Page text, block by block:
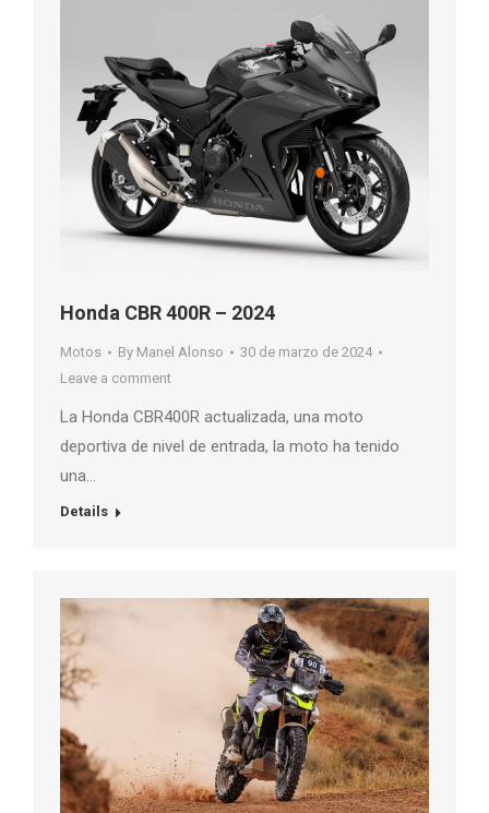
Honda CBR 400R – 2024
Motos By Manel Alonso
30 de marzo de 2024
Leave a comment
La Honda CBR400R actualizada, una moto
deportiva de nivel de entrada, la moto ha tenido
una…
Details